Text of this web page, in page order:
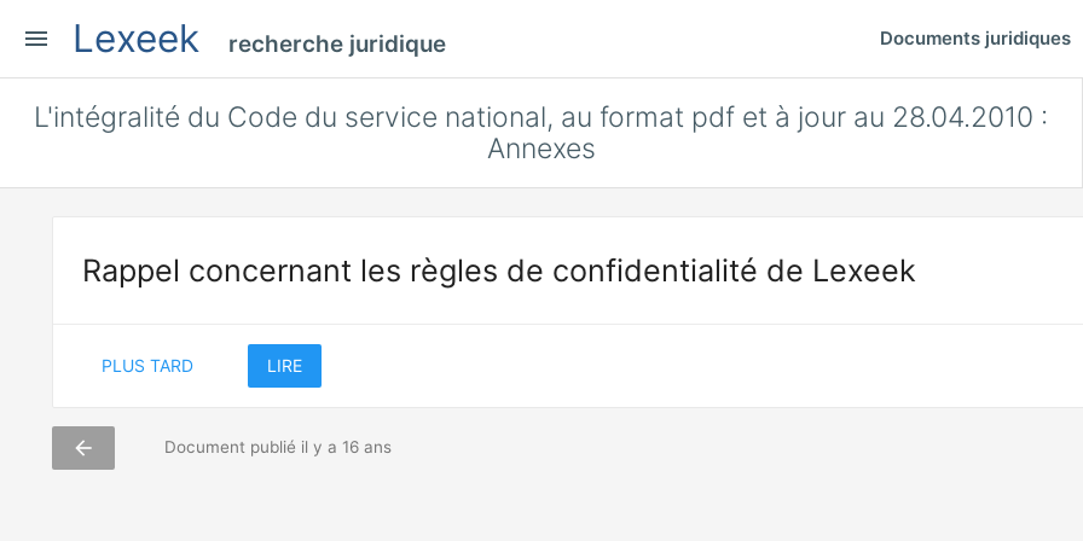
menu Lexeek recherche juridique Documents juridiques
L'intégralité du Code du service national, au format pdf et à jour au 28.04.2010 :
Annexes
Rappel concernant les règles de confidentialité de Lexeek
PLUS TARD LIRE
arrow_back Document publié il y a 16 ans